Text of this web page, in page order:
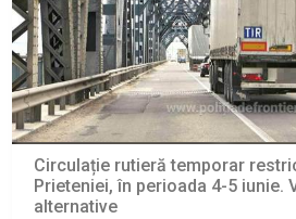
Circulație rutieră temporar
Prieteniei, în perioada 4-5 iunie.
alternative